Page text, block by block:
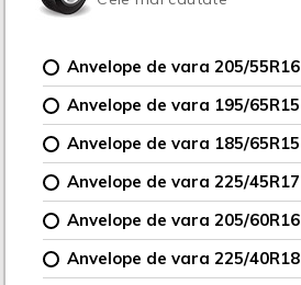
Anvelope de vara 205/55R16
Anvelope de vara 195/65R15
Anvelope de vara 185/65R15
Anvelope de vara 225/45R17
Anvelope de vara 205/60R16
Anvelope de vara 225/40R18